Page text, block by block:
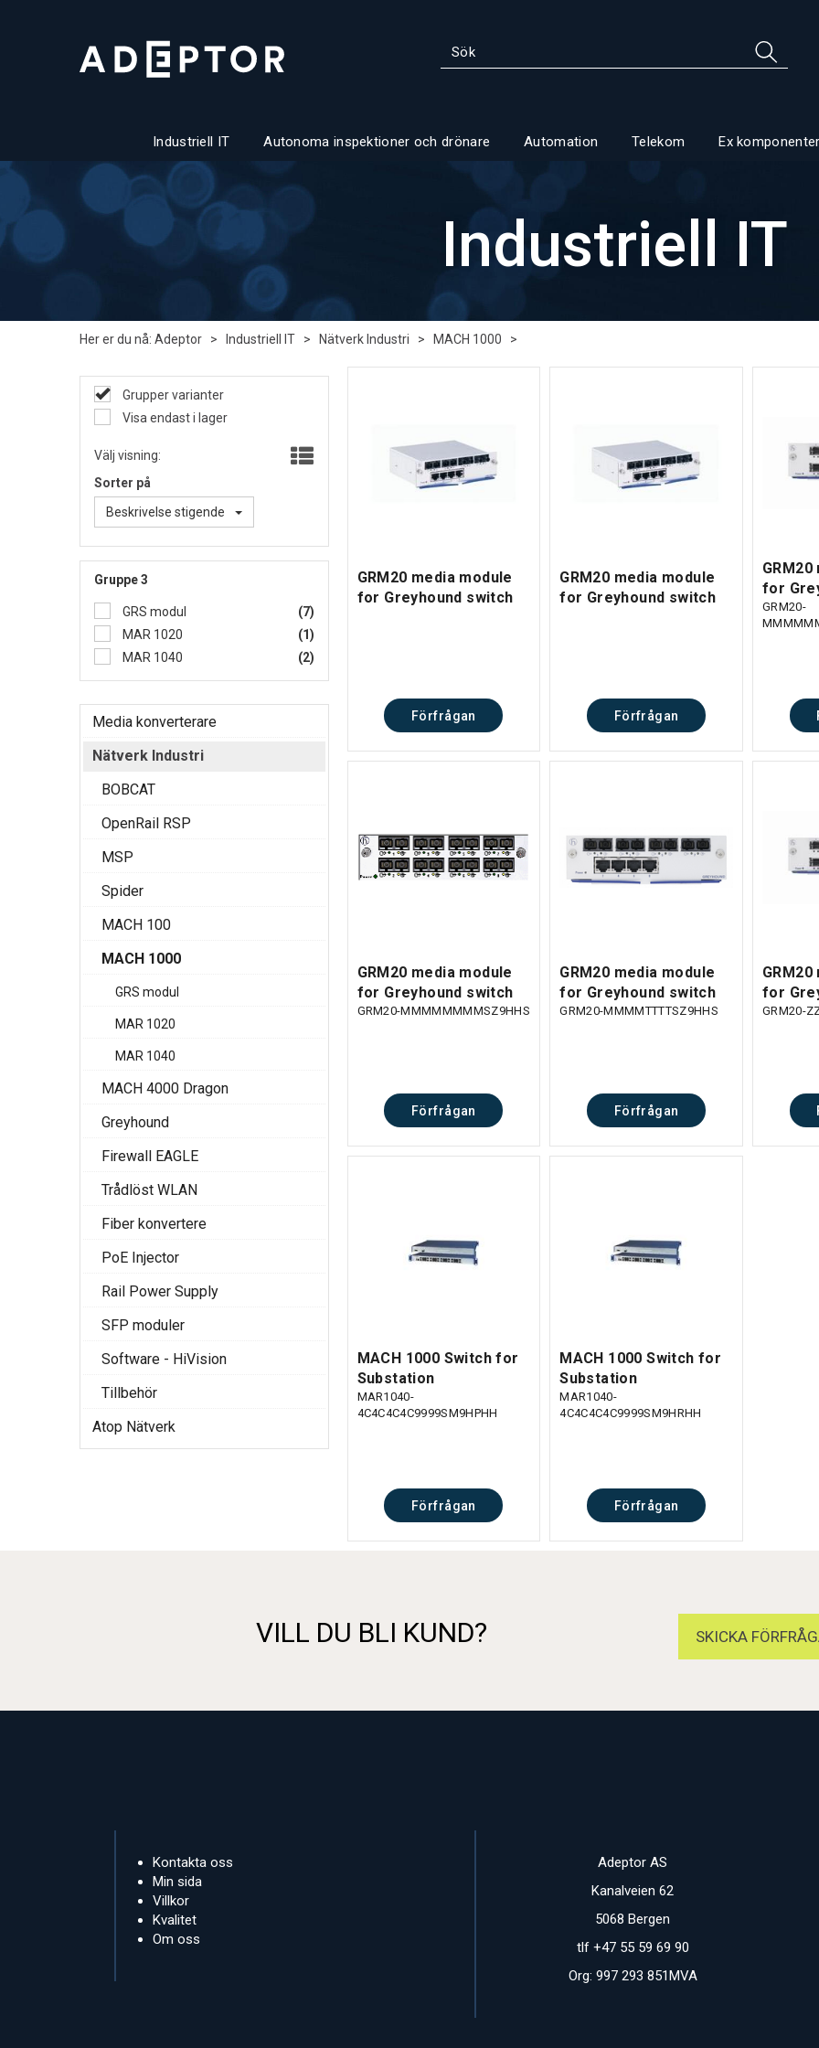
Industriell IT Autonoma inspektioner och drönare Automation Telekom Ex
Industriell IT
Her er du nå: Adeptor > Industriell IT > Nätverk Industri > MACH 1000 >
Grupper varianter
Visa endast i lager
Välj visning:
Sorter på
Beskrivelse stigende
Gruppe 3
GRS modul
(7)
MAR 1020
(1)
MAR 1040
(2)
Media konverterare
Nätverk Industri
BOBCAT
OpenRail RSP
MSP
Spider
MACH 100
MACH 1000
GRS modul
MAR 1020
MAR 1040
MACH 4000 Dragon
Greyhound
Firewall EAGLE
Trådlöst WLAN
Fiber konvertere
PoE Injector
Rail Power Supply
SFP moduler
Software - HiVision
Tillbehör
Atop Nätverk
GRM20 media module
for Greyhound switch
Förfrågan
GRM20 media module
for Greyhound switch
Förfrågan
for
GRM20-
GRM20 media module
for Greyhound switch
GRM20-MMMMMMMMSZ9HHS
Förfrågan
GRM20 media module
for Greyhound switch
GRM20-MMMMTTTTSZ9HHS
Förfrågan
for
GRM20-
MACH 1000 Switch for
Substation
MAR1040-
4C4C4C4C9999SM9HPHH
Förfrågan
MACH 1000 Switch for
Substation
MAR1040-
4C4C4C4C9999SM9HRHH
Förfrågan
VILL DU BLI KUND? SKICKA
Kontakta oss
Min sida
Villkor
Kvalitet
Om oss
Adeptor AS
Kanalveien 62
5068 Bergen
tlf +47 55 59 69 90
Org: 997 293 851MVA